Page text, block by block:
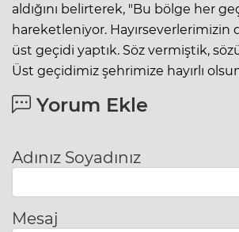
aldığını belirterek, "Bu bölge her
hareketleniyor. Hayırseverlerimizin
üst geçidi yaptık. Söz vermiştik,
Üst geçidimiz şehrimize hayırlı
Yorum Ekle
Adınız Soyadınız
Mesaj